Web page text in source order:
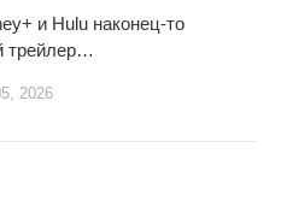
и Hulu наконец-то
трейлер…
2026